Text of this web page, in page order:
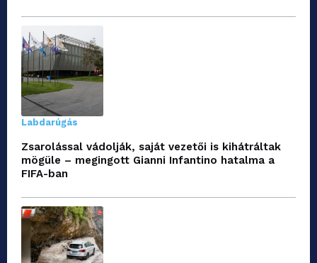
Labdarúgás
Zsarolással vádolják, saját vezetői is kihátráltak
mögüle – megingott Gianni Infantino hatalma a
FIFA-ban